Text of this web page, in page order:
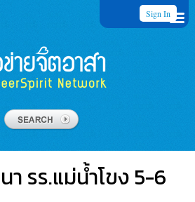
Sign In
รร.แม่น้ำโขง 5-6